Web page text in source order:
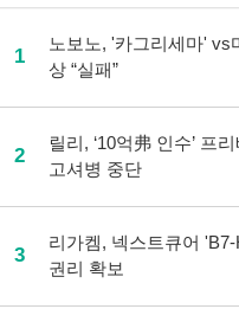
1
노보노, '카그리세마' vs
상 “실패”
2
릴리, ‘10억弗 인수’ 프
고셔병 중단
3
리가켐, 넥스트큐어
권리 확보